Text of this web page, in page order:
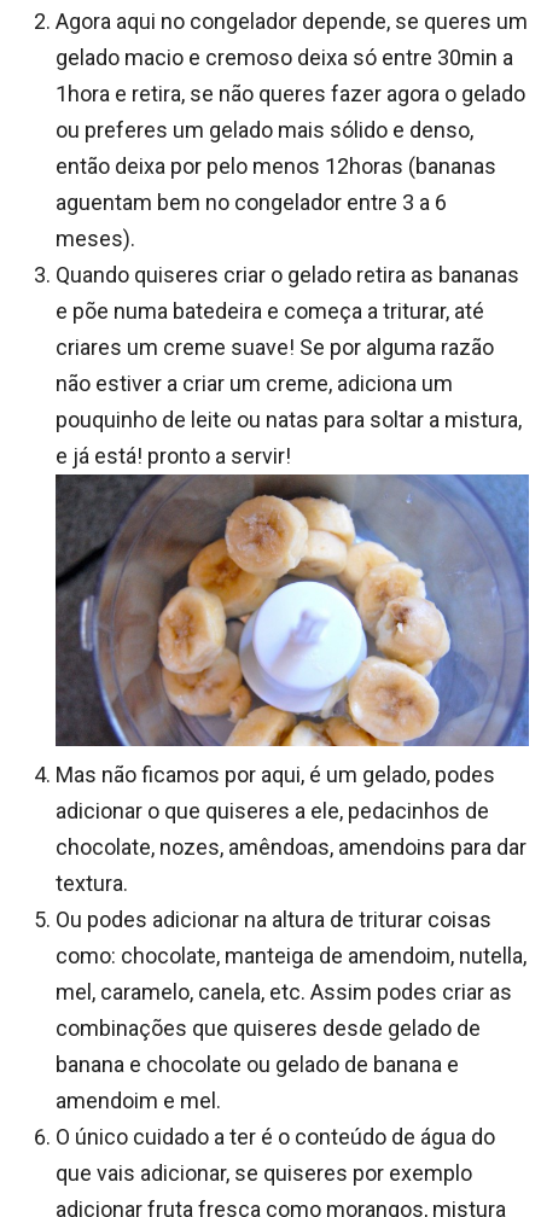
Agora aqui no congelador depende, se queres um
gelado macio e cremoso deixa só entre 30min a
1hora e retira, se não queres fazer agora o gelado
ou preferes um gelado mais sólido e denso,
então deixa por pelo menos 12horas (bananas
aguentam bem no congelador entre 3 a 6
meses).
Quando quiseres criar o gelado retira as bananas
e põe numa batedeira e começa a triturar, até
criares um creme suave! Se por alguma razão
não estiver a criar um creme, adiciona um
pouquinho de leite ou natas para soltar a mistura,
e já está! pronto a servir!
Mas não ficamos por aqui, é um gelado, podes
adicionar o que quiseres a ele, pedacinhos de
chocolate, nozes, amêndoas, amendoins para dar
textura.
Ou podes adicionar na altura de triturar coisas
como: chocolate, manteiga de amendoim, nutella,
mel, caramelo, canela, etc. Assim podes criar as
combinações que quiseres desde gelado de
banana e chocolate ou gelado de banana e
amendoim e mel.
O único cuidado a ter é o conteúdo de água do
que vais adicionar, se quiseres por exemplo
adicionar fruta fresca como morangos, mistura